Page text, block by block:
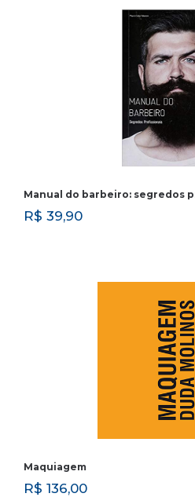
Manual do barbeiro: segredos
R$ 39,90
Maquiagem
R$ 136,00